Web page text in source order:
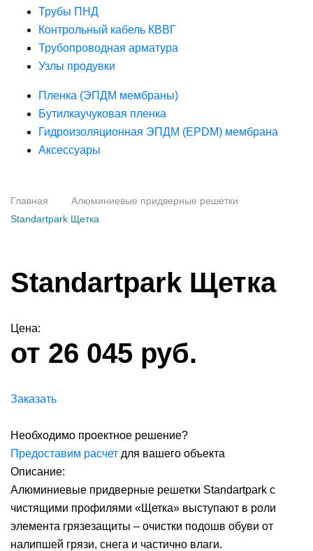
Трубы ПНД
Контрольный кабель КВВГ
Трубопроводная арматура
Узлы продувки
Пленка (ЭПДМ мембраны)
Бутилкаучуковая пленка
Гидроизоляционная ЭПДМ (EPDM) мембрана
Аксессуары
Главная
Алюминиевые придверные решетки
Standartpark Щетка
Standartpark Щетка
Цена:
от 26 045 руб.
Заказать
Необходимо проектное решение?
Предоставим расчет для вашего объекта
Описание:
Алюминиевые придверные решетки Standartpark с
чистящими профилями «Щетка» выступают в роли
элемента грязезащиты – очистки подошв обуви от
налипшей грязи, снега и частично влаги.